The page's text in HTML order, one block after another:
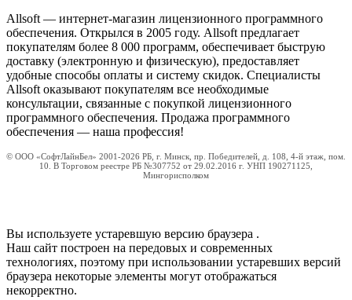
Allsoft — интернет-магазин лицензионного программного
обеспечения. Открылся в 2005 году. Allsoft предлагает
покупателям более 8 000 программ, обеспечивает быструю
доставку (электронную и физическую), предоставляет
удобные способы оплаты и систему скидок. Специалисты
Allsoft оказывают покупателям все необходимые
консультации, связанные с покупкой лицензионного
программного обеспечения. Продажа программного
обеспечения — наша профессия!
© ООО «СофтЛайнБел» 2001-2026 РБ, г. Минск, пр. Победителей, д. 108, 4-й этаж, пом.
10. В Торговом реестре РБ №307752 от 29.02.2016 г. УНП 190271125,
Мингорисполком
Вы используете устаревшую версию браузера .
Наш сайт построен на передовых и современных
технологиях, поэтому при использовании устаревших версий
браузера некоторые элементы могут отображаться
некорректно.